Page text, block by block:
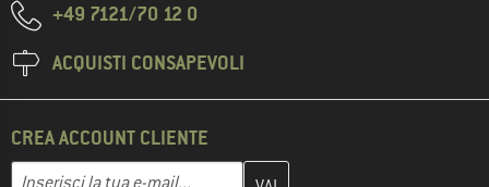
+49 7121/70 12 0
ACQUISTI CONSAPEVOLI
CREA ACCOUNT CLIENTE
Indirizzo e-mail
Inserisci qui il tuo indirizzo e-mail e crea il tuo account cliente